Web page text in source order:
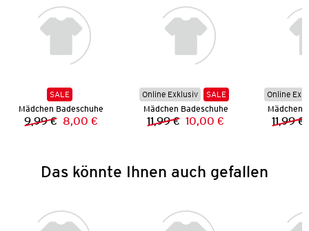
SALE
Mädchen Badeschuhe
Vorheriger Preis:
9,99 € Neuer Preis:
8,00 €
Online Exklusiv
SALE
Mädchen Badeschuhe
Vorheriger Preis:
11,99 € Neuer Preis:
10,00 €
Online
Mädchen
11,99 €
Das könnte Ihnen auch gefallen